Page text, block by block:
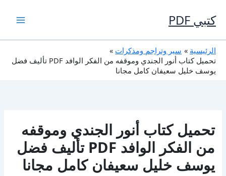
إلى
المحتوى
كتبي PDF
الرئيسية
سير وتراجم ومذكرات
تحميل كتاب أنور الجندي وموقفه من الفكر الوافد PDF تأليف فضل
يوسف خليل سعيفان كامل مجانا
تحميل كتاب أنور الجندي وموقفه
من الفكر الوافد PDF تأليف فضل
يوسف خليل سعيفان كامل مجانا